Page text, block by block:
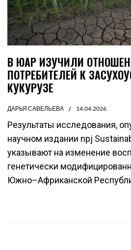
В ЮАР ИЗУЧИЛИ
ПОТРЕБИТЕЛЕЙ К
КУКУРУЗЕ
ДАРЬЯ САВЕЛЬЕВА 14.04.2026
Результаты исследования,
научном издании npj
указывают на изменение
генетически
Южно–Африканской